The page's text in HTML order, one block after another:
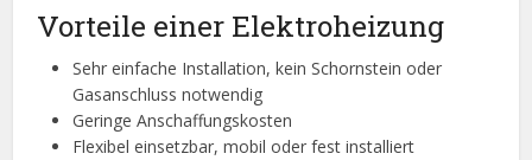
Vorteile einer Elektroheizung
Sehr einfache Installation, kein Schornstein oder
Gasanschluss notwendig
Geringe Anschaffungskosten
Flexibel einsetzbar, mobil oder fest installiert